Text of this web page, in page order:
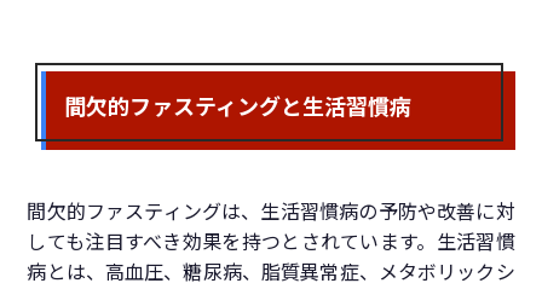
間欠的ファスティングと生活習慣病
間欠的ファスティングは、生活習慣病の予防や改善に対
しても注目すべき効果を持つとされています。生活習慣
病とは、高血圧、糖尿病、脂質異常症、メタボリックシ